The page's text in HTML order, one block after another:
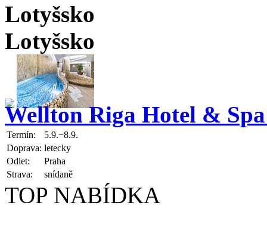
Lotyšsko
Lotyšsko
Wellton Riga Hotel &
Termín:
5.9.−8.9.
Doprava: letecky
Odlet:
Praha
Strava:
snídaně
TOP NABÍDKA